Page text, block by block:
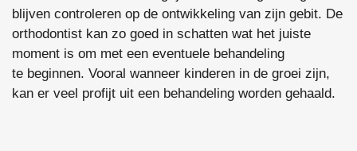
blijven controleren op de ontwikkeling van zijn gebit. De
orthodontist kan zo goed in schatten wat het juiste
moment is om met een eventuele behandeling
te beginnen. Vooral wanneer kinderen in de groei zijn,
kan er veel profijt uit een behandeling worden gehaald.